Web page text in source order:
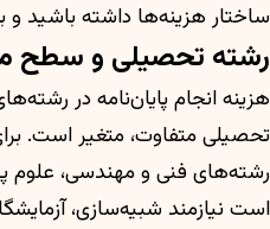
ساختار هزینه‌ها داشته باشید و
رشته تحصیلی و سطح
هزینه انجام پایان‌نامه در
تحصیلی متفاوت، متغیر است.
رشته‌های فنی و مهندسی، علوم
است نیازمند شبیه‌سازی،